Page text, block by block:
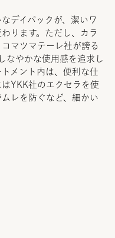
デイパックが、潔いワ
ります。ただし、カラ
マツマテーレ社が誇る
なやかな使用感を追求し
メント内は、便利な仕
YKK社のエクセラを使
レを防ぐなど、細かい